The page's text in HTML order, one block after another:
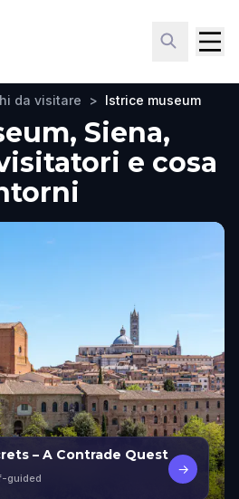
da visitare > Istrice museum
Siena,
e cosa
– A Contrade Quest
guided
→